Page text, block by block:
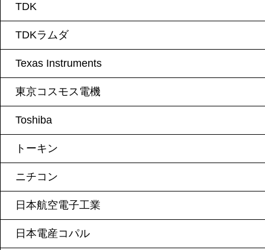
TDK
TDKラムダ
Texas Instruments
東京コスモス電機
Toshiba
トーキン
ニチコン
日本航空電子工業
日本電産コパル